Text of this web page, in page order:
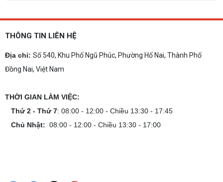
THÔNG TIN LIÊN HỆ
Địa chỉ: Số 540, Khu Phố Ngũ Phúc, Phường Hố Nai, Thành Phố
Đồng Nai, Việt Nam
THỜI GIAN LÀM VIỆC:
Thứ 2 - Thứ 7: 08:00 - 12:00 - Chiều 13:30 - 17:45
Chủ Nhật: 08:00 - 12:00 - Chiều 13:30 - 17:00